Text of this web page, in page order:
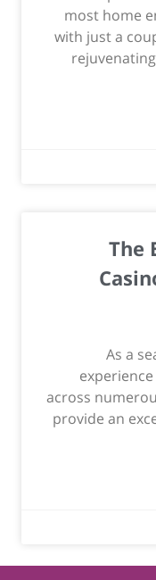
most home
with just a
The
As a
across
provide an